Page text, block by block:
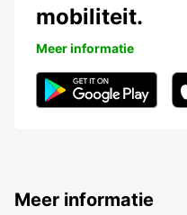
mobiliteit.
Meer informatie
Meer informatie